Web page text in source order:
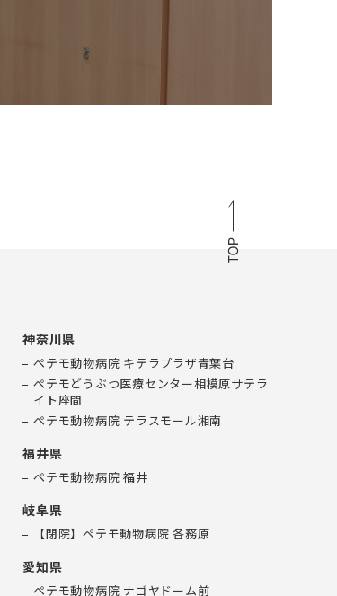
神奈川県
ペテモ動物病院 キテラプラザ青葉台
ペテモどうぶつ医療センター相模原サテラ
イト座間
ペテモ動物病院 テラスモール湘南
福井県
ペテモ動物病院 福井
岐阜県
【閉院】ペテモ動物病院 各務原
愛知県
ペテモ動物病院 ナゴヤドーム前